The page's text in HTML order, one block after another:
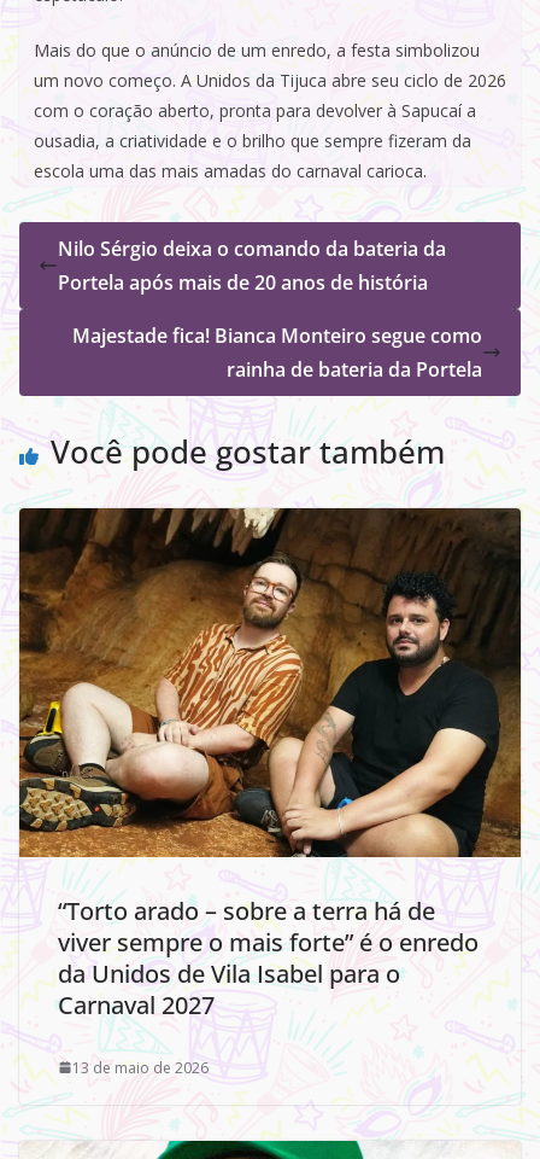
Mais do que o anúncio de um enredo, a festa simbolizou
um novo começo. A Unidos da Tijuca abre seu ciclo de 2026
com o coração aberto, pronta para devolver à Sapucaí a
ousadia, a criatividade e o brilho que sempre fizeram da
escola uma das mais amadas do carnaval carioca.
Nilo Sérgio deixa o comando da bateria da
Portela após mais de 20 anos de história
Majestade fica! Bianca Monteiro segue como
rainha de bateria da Portela
Você pode gostar também
“Torto arado – sobre a terra há de
viver sempre o mais forte” é o enredo
da Unidos de Vila Isabel para o
Carnaval 2027
13 de maio de 2026